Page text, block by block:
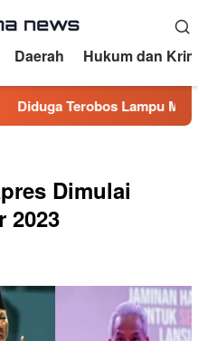
Daerah Hukum dan
Lampu Merah,
Dimulai
2023